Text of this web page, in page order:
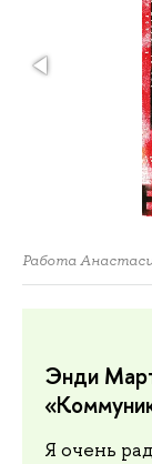
Работа
Энди
Я очень